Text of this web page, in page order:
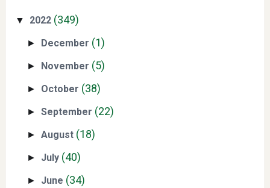
Yaqut Cholil Qoumas: Kisah Inspiratif di Balik Kasus Hukum
▼ 2022 (349)
► December (1)
► November (5)
► October (38)
►September (22)
►August (18)
► July (40)
► June (34)